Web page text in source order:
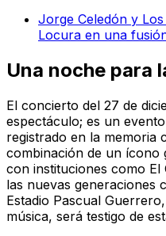
Jorge Celedón y
Locura en una
Una noche para
El concierto del 27 de
espectáculo; es un
registrado en la memoria
combinación de un
con instituciones como
las nuevas generaciones
Estadio Pascual
música, será testigo de